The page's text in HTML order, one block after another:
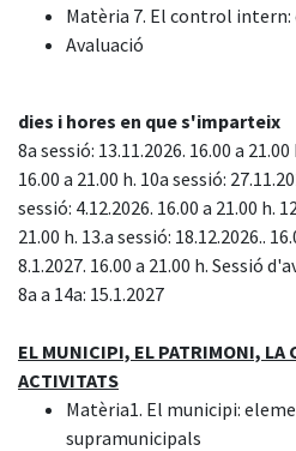
Matèria 7. El control
Avaluació
dies i hores en que s'imparteix
8a sessió: 13.11.2026. 16.00 a
16.00 a 21.00 h. 10a sessió:
sessió: 4.12.2026. 16.00 a 21.00 h.
21.00 h. 13.a sessió: 18.12.2026..
8.1.2027. 16.00 a 21.00 h. Sessió
8a a 14a: 15.1.2027
EL MUNICIPI, EL PATRIMONI, LA
ACTIVITATS
Matèria1. El municipi:
supramunicipals